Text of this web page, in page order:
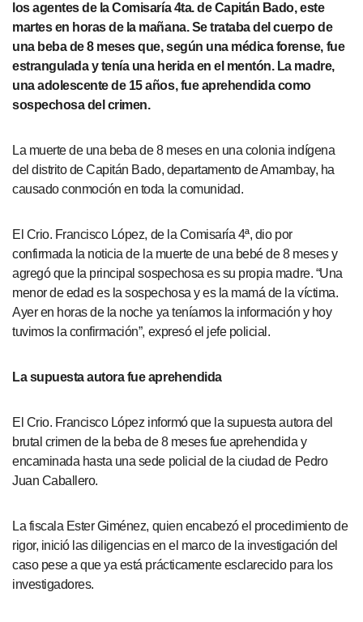
los agentes de la Comisaría 4ta. de Capitán Bado, este
martes en horas de la mañana. Se trataba del cuerpo de
una beba de 8 meses que, según una médica forense, fue
estrangulada y tenía una herida en el mentón. La madre,
una adolescente de 15 años, fue aprehendida como
sospechosa del crimen.
La muerte de una beba de 8 meses en una colonia indígena
del distrito de Capitán Bado, departamento de Amambay, ha
causado conmoción en toda la comunidad.
El Crio. Francisco López, de la Comisaría 4ª, dio por
confirmada la noticia de la muerte de una bebé de 8 meses y
agregó que la principal sospechosa es su propia madre. “Una
menor de edad es la sospechosa y es la mamá de la víctima.
Ayer en horas de la noche ya teníamos la información y hoy
tuvimos la confirmación”, expresó el jefe policial.
La supuesta autora fue aprehendida
El Crio. Francisco López informó que la supuesta autora del
brutal crimen de la beba de 8 meses fue aprehendida y
encaminada hasta una sede policial de la ciudad de Pedro
Juan Caballero.
La fiscala Ester Giménez, quien encabezó el procedimiento de
rigor, inició las diligencias en el marco de la investigación del
caso pese a que ya está prácticamente esclarecido para los
investigadores.